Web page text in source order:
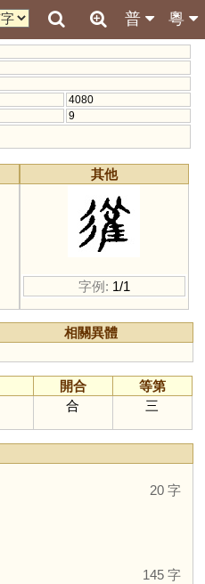
粵
普
4080
9
其他
字例: 1/1
相關異體
開合
等第
合 三
20 字
145 字